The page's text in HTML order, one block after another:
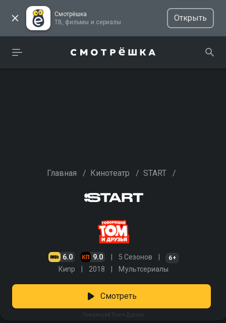
Смотрёшка
ТВ, фильмы и сериалы
Открыть
Главная / Кинотеатр / START /
6.0 9.0 5 Сезонов 6+
Кипр 2018 Мультсериалы
Говорящий Том и Друзья
Смотреть